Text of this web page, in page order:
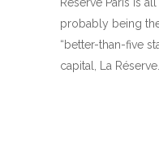
probably being
“better-than-five
capital, La Réserve…